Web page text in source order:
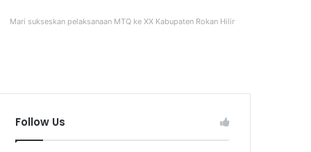
Mari sukseskan pelaksanaan MTQ ke XX Kabupaten Rokan Hilir
Follow Us